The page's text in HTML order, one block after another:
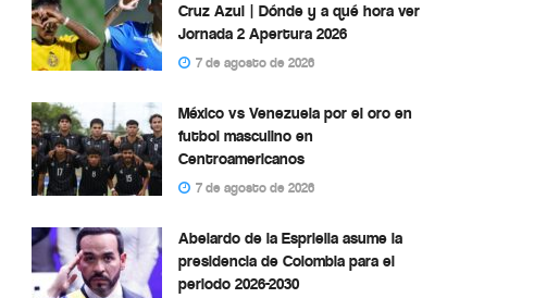
Cruz Azul | Dónde y a qué hora ver
Jornada 2 Apertura 2026
7 de agosto de 2026
México vs Venezuela por el oro en
futbol masculino en
Centroamericanos
7 de agosto de 2026
Abelardo de la Espriella asume la
presidencia de Colombia para el
periodo 2026-2030